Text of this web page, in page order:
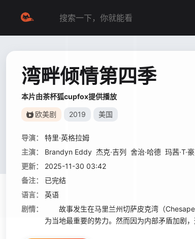
湾畔倾情第四季
本片由茶杯狐cupfox提供播放
欧美剧 2019 美国
导演：
特里·英格拉姆
主演：
Brandyn Eddy 杰克·吉列 舍治·哈德 玛茜·T·
更新：
2025-11-30 03:42
备注：
已完结
语言：
英语
剧情：
故事发生在马里兰州切萨皮克湾（
为当地最重要的势力。然而因为内部矛盾加剧